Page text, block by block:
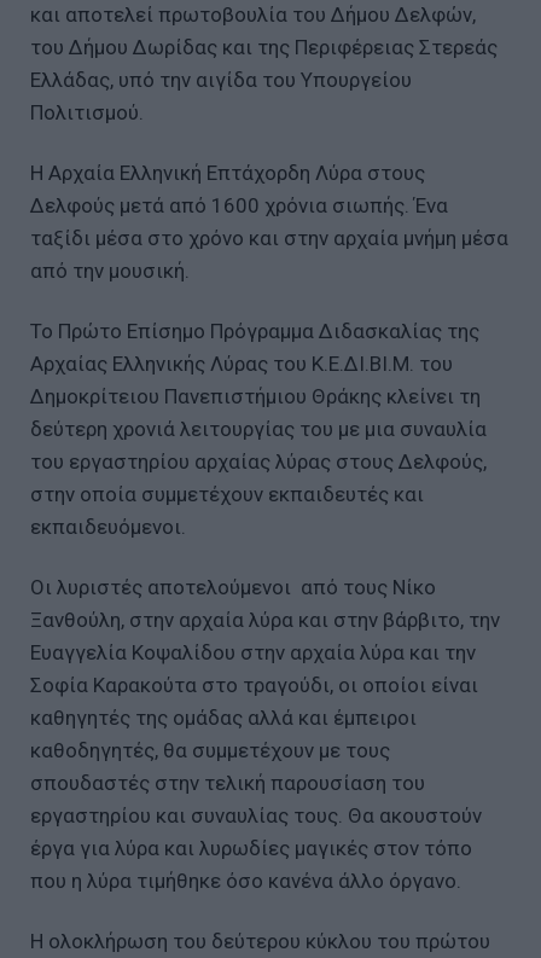
και αποτελεί πρωτοβουλία του Δήμου Δελφών,
του Δήμου Δωρίδας και της Περιφέρειας Στερεάς
Ελλάδας, υπό την αιγίδα του Υπουργείου
Πολιτισμού.
Η Αρχαία Ελληνική Επτάχορδη Λύρα στους
Δελφούς μετά από 1600 χρόνια σιωπής. Ένα
ταξίδι μέσα στο χρόνο και στην αρχαία μνήμη μέσα
από την μουσική.
Το Πρώτο Επίσημο Πρόγραμμα Διδασκαλίας της
Αρχαίας Ελληνικής Λύρας του Κ.Ε.ΔΙ.ΒΙ.Μ. του
Δημοκρίτειου Πανεπιστήμιου Θράκης κλείνει τη
δεύτερη χρονιά λειτουργίας του με μια συναυλία
του εργαστηρίου αρχαίας λύρας στους Δελφούς,
στην οποία συμμετέχουν εκπαιδευτές και
εκπαιδευόμενοι.
Οι λυριστές αποτελούμενοι από τους Νίκο
Ξανθούλη, στην αρχαία λύρα και στην βάρβιτο, την
Ευαγγελία Κοψαλίδου στην αρχαία λύρα και την
Σοφία Καρακούτα στο τραγούδι, οι οποίοι είναι
καθηγητές της ομάδας αλλά και έμπειροι
καθοδηγητές, θα συμμετέχουν με τους
σπουδαστές στην τελική παρουσίαση του
εργαστηρίου και συναυλίας τους. Θα ακουστούν
έργα για λύρα και λυρωδίες μαγικές στον τόπο
που η λύρα τιμήθηκε όσο κανένα άλλο όργανο.
Η ολοκλήρωση του δεύτερου κύκλου του πρώτου